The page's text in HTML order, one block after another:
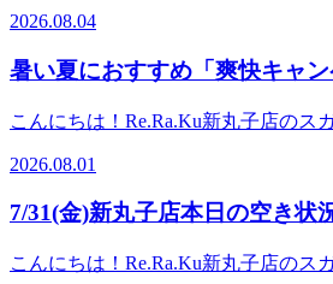
F（新丸子駅駅徒歩２分）電話番号
日ですね♪もう1～2週でお盆休みです
て過ごせるように今のうちにお身体
う！ ☆本日8/4(火)の空き状況のお知
間のご希望であれば、お電話にてお
ご来店心よりお待ちしております♪ご
＿＿＿＿＿＿＿＿＿＿＿＿＿＿＿＿
＿＿＿＿＿＿＿＿＿＿＿＿マッサー
Re.Ra.Ku新丸子店住所 神奈川県川
２-３ハイツ佐藤 １F（新丸子駅駅
2026.08.04
暑い夏におすすめ「爽快キャン
こんにちは！Re.Ra.Ku新丸子店のス
バテによる食欲不振や睡眠不足を感
を良くすることが重要です(*^^)vし
度な運動・ストレッチをするように
使い頭周りをほぐしていきます♪お
2026.08.01
7/31(金)新丸子店本日の空き状
こんにちは！Re.Ra.Ku新丸子店のス